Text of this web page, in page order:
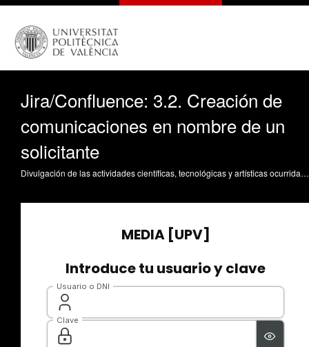
Jira/Confluence: 3.2. Creación de
comunicaciones en nombre de un
solicitante
Divulgación de las actividades científicas, tecnológicas y artísticas ocurridas en los tres campus de la UPV